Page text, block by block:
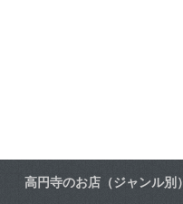
高円寺のお店（ジャンル別）